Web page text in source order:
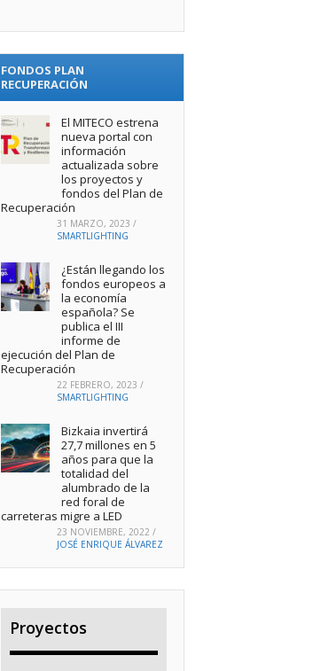
FONDOS PLAN
RECUPERACIÓN
El MITECO estrena
nueva portal con
información
actualizada sobre
los proyectos y
fondos del Plan de
Recuperación
31 MARZO, 2023 /
SMARTLIGHTING
¿Están llegando los
fondos europeos a
la economía
española? Se
publica el III
informe de
ejecución del Plan de
Recuperación
22 FEBRERO, 2023 /
SMARTLIGHTING
Bizkaia invertirá
27,7 millones en 5
años para que la
totalidad del
alumbrado de la
red foral de
carreteras migre a LED
23 NOVIEMBRE, 2022 /
JOSÉ ENRIQUE ÁLVAREZ
Proyectos